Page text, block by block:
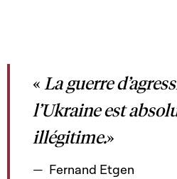
«La guerre
l’Ukraine est
illégitime.»
Fernand Etgen